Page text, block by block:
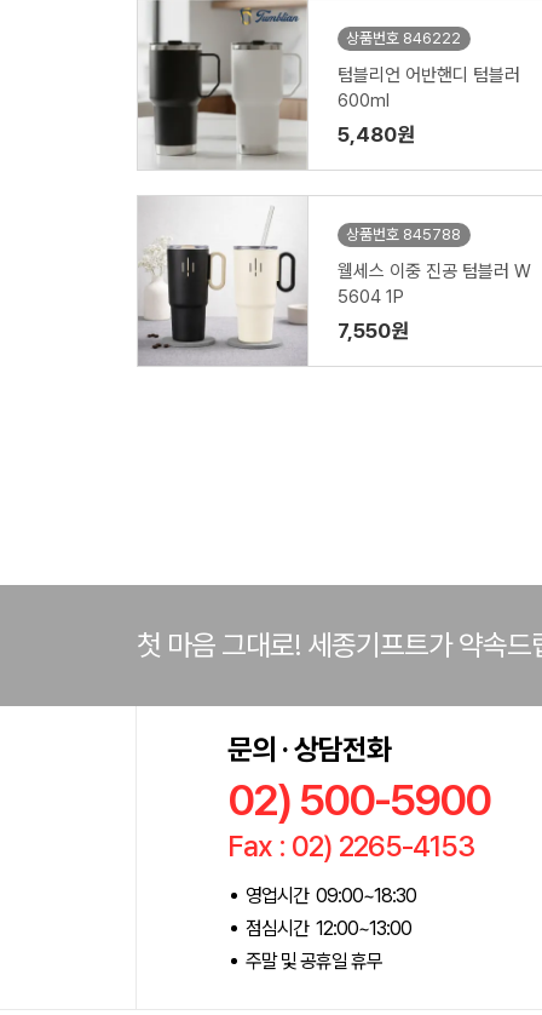
상품번호 846222
텀블리언 어반핸디 텀블러
600ml
5,480원
상품번호 845788
웰세스 이중 진공 텀블러 W
5604 1P
7,550원
첫 마음 그대로! 세종기프트가 약속드
문의 · 상담전화
02) 500-5900
Fax : 02) 2265-4153
영업시간 09:00~18:30
점심시간 12:00~13:00
주말 및 공휴일 휴무